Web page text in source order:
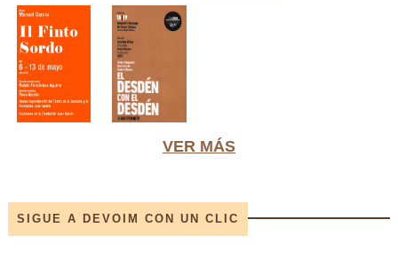
VER MÁS
SIGUE A DEVOIM CON UN CLIC